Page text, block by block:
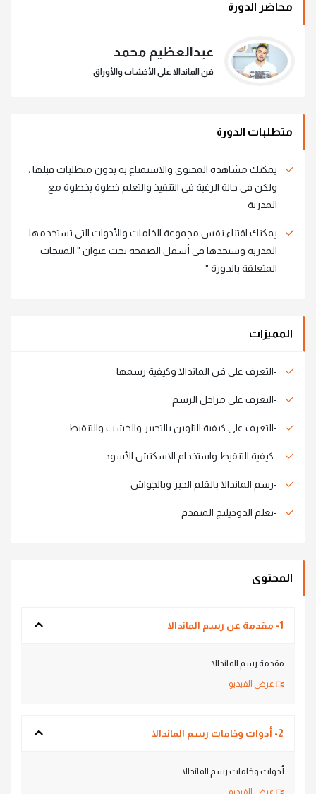
محاضر الدورة
عبدالعظيم محمد
فن الماندالا على الأخشاب والأوراق
متطلبات الدورة
يمكنك مشاهدة المحتوى والاستمتاع به بدون متطلبات قبلها ،
ولكن فى حالة الرغبة فى التنفيذ والتعلم خطوة بخطوة مع
المدربة
يمكنك اقتناء نفس مجموعة الخامات والأدوات التى تستخدمها
المدربة وستجدها فى أسفل الصفحة تحت عنوان " المنتجات
المتعلقة بالدورة "
المميزات
-التعرف على فن الماندالا وكيفية رسمها
-التعرف على مراحل الرسم
-التعرف على كيفية التلوين بالتحبير والخشب والتنقيط
-كيفية التنقيط واستخدام الاسكتش الأسود
-رسم الماندالا بالقلم الحبر وبالجواش
-تعلم الدوديلنج المتقدم
المحتوى
1- مقدمة عن رسم الماندالا
مقدمة رسم الماندالا
عرض الفيديو
2- أدوات وخامات رسم الماندالا
أدوات وخامات رسم الماندالا
عرض الفيديو